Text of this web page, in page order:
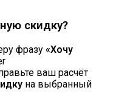
скидку?
фразу «Хочу
ваш расчёт
на выбранный